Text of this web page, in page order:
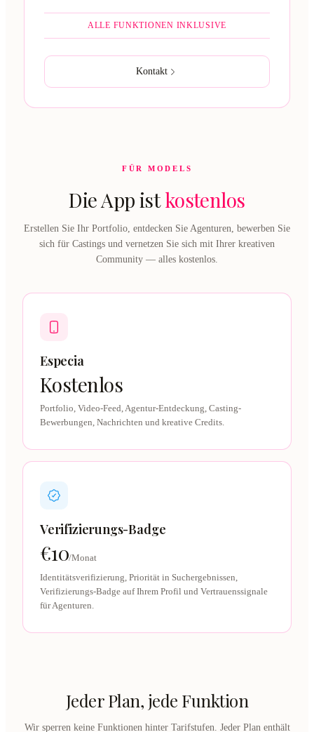
ALLE FUNKTIONEN INKLUSIVE
Kontakt
FÜR MODELS
Die App istkostenlos
Erstellen Sie Ihr Portfolio, entdecken Sie Agenturen, bewerben Sie
sich für Castings und vernetzen Sie sich mit Ihrer kreativen
Community — alles kostenlos.
Especia
Kostenlos
Portfolio, Video-Feed, Agentur-Entdeckung, Casting-
Bewerbungen, Nachrichten und kreative Credits.
Verifizierungs-Badge
€10/Monat
Identitätsverifizierung, Priorität in Suchergebnissen,
Verifizierungs-Badge auf Ihrem Profil und Vertrauenssignale
für Agenturen.
Jeder Plan, jede Funktion
Wir sperren keine Funktionen hinter Tarifstufen. Jeder Plan enthält